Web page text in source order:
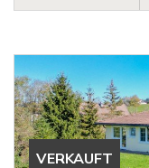
VERKAUFT